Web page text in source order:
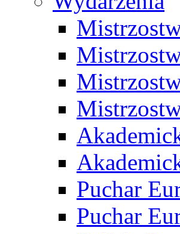
Puchar
Puchar